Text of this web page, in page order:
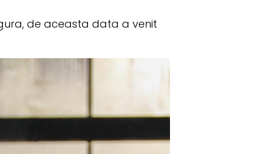
de aceasta data a venit